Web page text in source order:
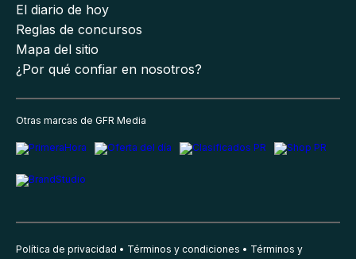
El diario de hoy
Reglas de concursos
Mapa del sitio
¿Por qué confiar en nosotros?
Otras marcas de GFR Media
Política de privacidad Términos y condiciones Términos y